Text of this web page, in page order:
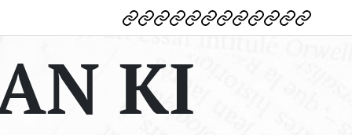
देश विदेशपोलटिकल
मनोरंजन
शिक्षाटेक्नोलॉजी
व्यापारक्राइम
धर्म खेलक्रिप्टोस्वास्थ्य
KI